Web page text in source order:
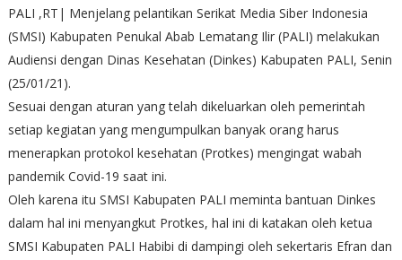
PALI ,RT| Menjelang pelantikan Serikat Media Siber Indonesia
(SMSI) Kabupaten Penukal Abab Lematang Ilir (PALI) melakukan
Audiensi dengan Dinas Kesehatan (Dinkes) Kabupaten PALI, Senin
(25/01/21).
Sesuai dengan aturan yang telah dikeluarkan oleh pemerintah
setiap kegiatan yang mengumpulkan banyak orang harus
menerapkan protokol kesehatan (Protkes) mengingat wabah
pandemik Covid-19 saat ini.
Oleh karena itu SMSI Kabupaten PALI meminta bantuan Dinkes
dalam hal ini menyangkut Protkes, hal ini di katakan oleh ketua
SMSI Kabupaten PALI Habibi di dampingi oleh sekertaris Efran dan